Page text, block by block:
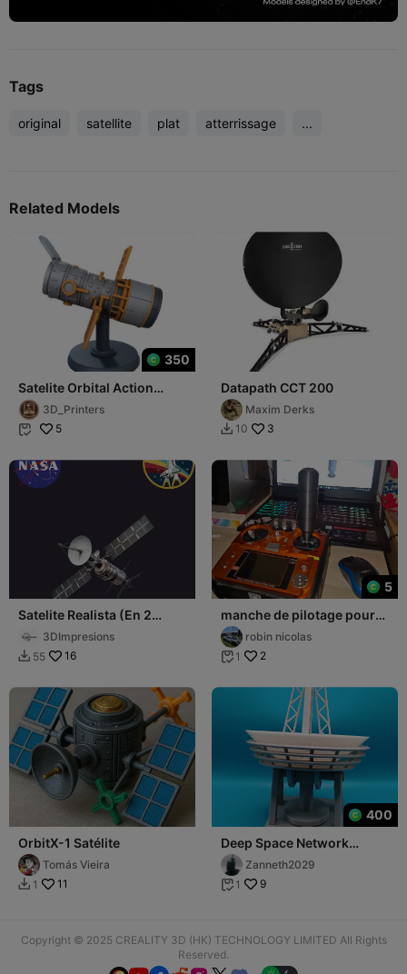
Tags
original satellite plat atterrissage ...
Related Models
350
Satelite Orbital Action
Figure Modelo
Aeroespacial
3D_Printers
 5
Datapath CCT 200
Maxim Derks
 10 3
Satelite Realista (En 2
partes y en una sola)
3DImpresions
 55 16
5
manche de pilotage pour
télécommande Radiolink
AT 10robin nicolas
 1 2
OrbitX-1 Satélite
Tomás Vieira
 1 11
400
Deep Space Network
Satellite Dish
Zanneth2029
 1 9
Copyright © 2025 CREALITY 3D (HK) TECHNOLOGY LIMITED All Rights
Reserved.